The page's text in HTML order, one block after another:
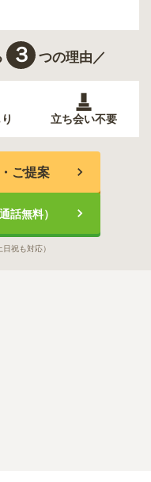
３ つの理由／
立ち会い不要
ご提案
話無料）
日祝も対応）